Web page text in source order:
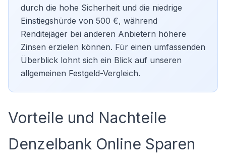
durch die hohe Sicherheit und die niedrige
Einstiegshürde von 500 €, während
Renditejäger bei anderen Anbietern höhere
Zinsen erzielen können. Für einen umfassenden
Überblick lohnt sich ein Blick auf unseren
allgemeinen Festgeld-Vergleich.
Vorteile und Nachteile
Denzelbank Online Sparen